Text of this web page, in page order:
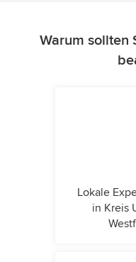
Warum sollten
Lokale
in Kreis